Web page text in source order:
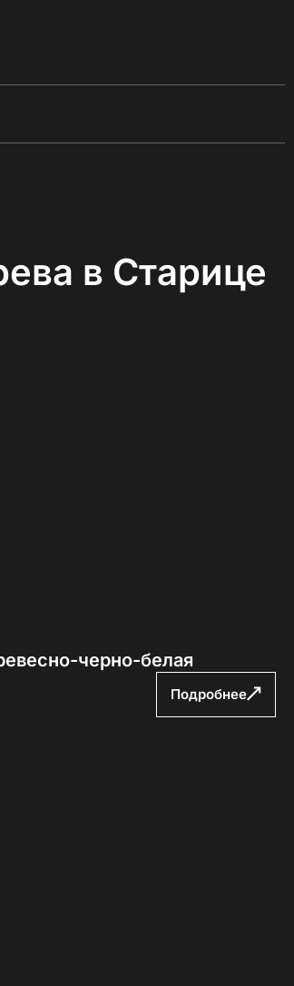
в Старице
черно-белая
Подробнее